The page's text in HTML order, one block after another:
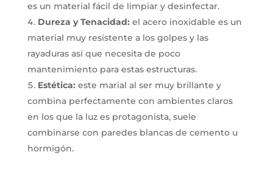
es un material fácil de limpiar y desinfectar.
Dureza y Tenacidad: el acero inoxidable es un
material muy resistente a los golpes y las
rayaduras así que necesita de poco
mantenimiento para estas estructuras.
Estética: este marial al ser muy brillante y
combina perfectamente con ambientes claros
en los que la luz es protagonista, suele
combinarse con paredes blancas de cemento u
hormigón.